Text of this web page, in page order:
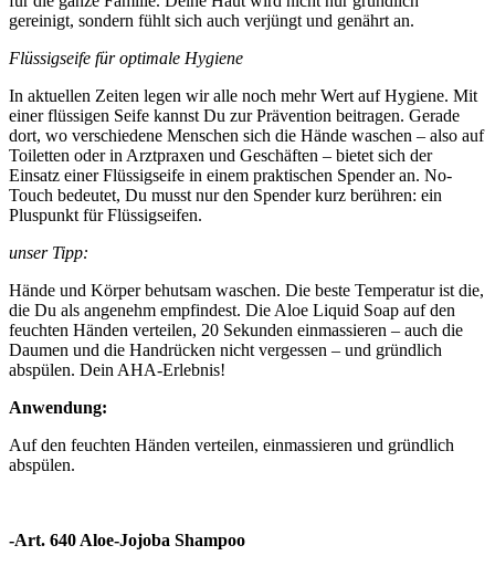
gereinigt, sondern fühlt sich auch verjüngt und genährt an.
Flüssigseife für optimale Hygiene
In aktuellen Zeiten legen wir alle noch mehr Wert auf Hygiene. Mit
einer flüssigen Seife kannst Du zur Prävention beitragen. Gerade
dort, wo verschiedene Menschen sich die Hände waschen – also auf
Toiletten oder in Arztpraxen und Geschäften – bietet sich der
Einsatz einer Flüssigseife in einem praktischen Spender an. No-
Touch bedeutet, Du musst nur den Spender kurz berühren: ein
Pluspunkt für Flüssigseifen.
unser Tipp:
Hände und Körper behutsam waschen. Die beste Temperatur ist die,
die Du als angenehm empfindest. Die Aloe Liquid Soap auf den
feuchten Händen verteilen, 20 Sekunden einmassieren – auch die
Daumen und die Handrücken nicht vergessen – und gründlich
abspülen. Dein AHA-Erlebnis!
Anwendung:
Auf den feuchten Händen verteilen, einmassieren und gründlich
abspülen.
-Art. 640 Aloe-Jojoba Shampoo